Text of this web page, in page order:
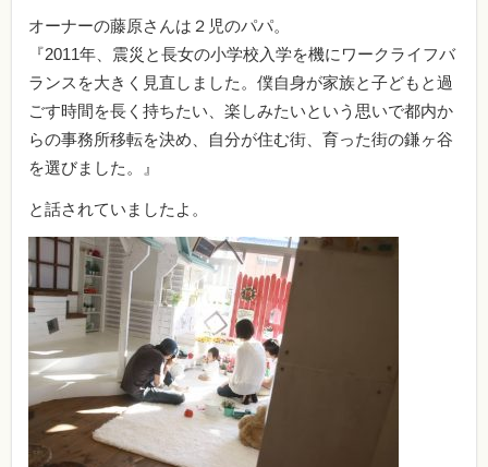
オーナーの藤原さんは２児のパパ。
『2011年、震災と長女の小学校入学を機にワークライフバ
ランスを大きく見直しました。僕自身が家族と子どもと過
ごす時間を長く持ちたい、楽しみたいという思いで都内か
らの事務所移転を決め、自分が住む街、育った街の鎌ヶ谷
を選びました。』
と話されていましたよ。